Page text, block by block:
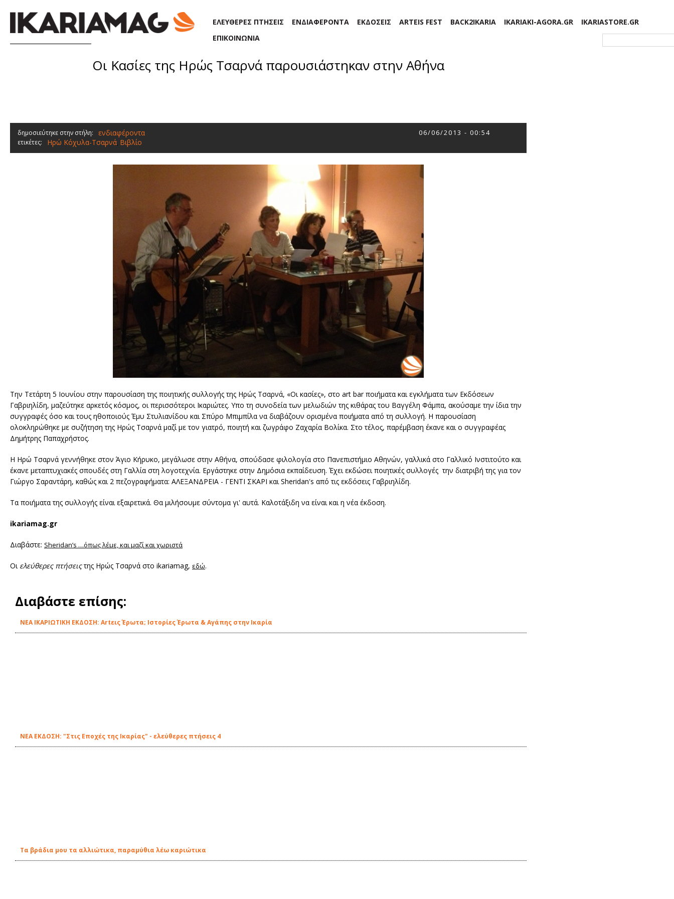
ΕΛΕΥΘΕΡΕΣ ΠΤΗΣΕΙΣ ΕΝΔΙΑΦΕΡΟΝΤΑ ΕΚΔΟΣΕΙΣ ARTEIS FEST BACK2IKARIA IKARIAKI-AGORA.GR
IKARIASTORE.GR
ΕΠΙΚΟΙΝΩΝΙΑ
Οι Κασίες της Ηρώς Τσαρνά παρουσιάστηκαν στην Αθήνα
δημοσιεύτηκε στην στήλη: ενδιαφέροντα 06/06/2013 - 00:54
ετικέτες: Ηρώ Κόχυλα-Τσαρνά, Βιβλίο
Την Τετάρτη 5 Ιουνίου στην παρουσίαση της ποιητικής συλλογής της Ηρώς Τσαρνά, «Οι κασίες», στο art bar ποιήματα και εγκλήματα των Εκδόσεων
Γαβριηλίδη, μαζεύτηκε αρκετός κόσμος, οι περισσότεροι Ικαριώτες. Υπο τη συνοδεία των μελωδιών της κιθάρας του Βαγγέλη Φάμπα, ακούσαμε την ίδια την
συγγραφές όσο και τους ηθοποιούς Έμυ Στυλιανίδου και Σπύρο Μπιμπίλα να διαβάζουν ορισμένα ποιήματα από τη συλλογή. Η παρουσίαση
ολοκληρώθηκε με συζήτηση της Ηρώς Τσαρνά μαζί με τον γιατρό, ποιητή και ζωγράφο Ζαχαρία Βολίκα. Στο τέλος, παρέμβαση έκανε και ο συγγραφέας
Δημήτρης Παπαχρήστος.
Η Ηρώ Τσαρνά γεννήθηκε στον Άγιο Κήρυκο, μεγάλωσε στην Αθήνα, σπούδασε φιλολογία στο Πανεπιστήμιο Αθηνών, γαλλικά στο Γαλλικό Ινστιτούτο και
έκανε μεταπτυχιακές σπουδές στη Γαλλία στη λογοτεχνία. Εργάστηκε στην Δημόσια εκπαίδευση. Έχει εκδώσει ποιητικές συλλογές την διατριβή της για τον
Γιώργο Σαραντάρη, καθώς και 2 πεζογραφήματα: ΑΛΕΞΑΝΔΡΕΙΑ - ΓΕΝΤΙ ΣΚΑΡΙ και Sheridan's από τις εκδόσεις Γαβριηλίδη.
Τα ποιήματα της συλλογής είναι εξαιρετικά. Θα μιλήσουμε σύντομα γι' αυτά. Καλοτάξιδη να είναι και η νέα έκδοση.
ikariamag.gr
Διαβάστε: Sheridan’s …όπως λέμε, και μαζί και χωριστά
Οι ελεύθερες πτήσειςτης Ηρώς Τσαρνά στο ikariamag, εδώ.
Διαβάστε επίσης:
ΝΕΑ ΙΚΑΡΙΩΤΙΚΗ ΕΚΔΟΣΗ: Artεις Έρωτα; Ιστορίες Έρωτα & Αγάπης στην Ικαρία
ΝΕΑ ΕΚΔΟΣΗ: "Στις Εποχές της Ικαρίας" - ελεύθερες πτήσεις 4
Τα βράδια μου τα αλλιώτικα, παραμύθια λέω καριώτικα